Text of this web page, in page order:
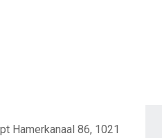
Hamerkanaal 86, 1021